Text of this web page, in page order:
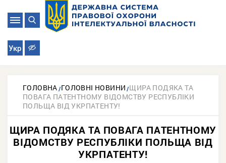
Укр
ГОЛОВНА ГОЛОВНІ НОВИНИ ЩИРА ПОДЯКА ТА
ПОВАГА ПАТЕНТНОМУ ВІДОМСТВУ РЕСПУБЛІКИ
ПОЛЬЩА ВІД УКРПАТЕНТУ!
ЩИРА ПОДЯКА ТА ПОВАГА ПАТЕНТНОМУ
ВІДОМСТВУ РЕСПУБЛІКИ ПОЛЬЩА ВІД
УКРПАТЕНТУ!